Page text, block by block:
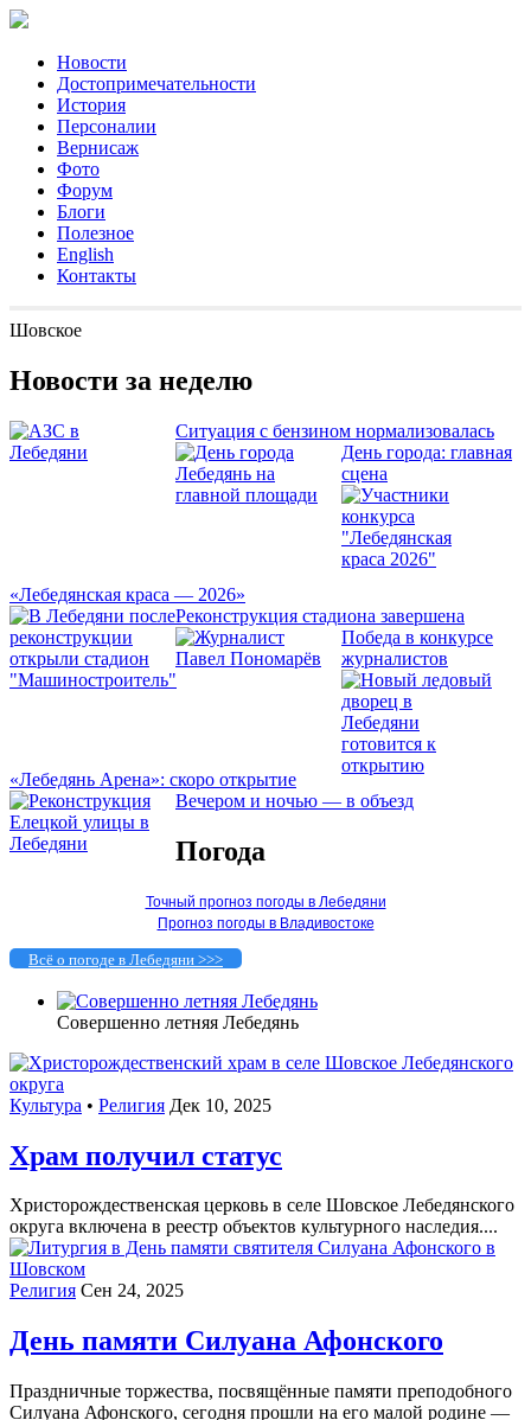
Новости
Достопримечательности
История
Персоналии
Вернисаж
Фото
Форум
Блоги
Полезное
English
Контакты
Шовское
Новости за неделю
Ситуация с бензином нормализовалась
День города: главная
сцена
«Лебедянская краса — 2026»
Реконструкция стадиона завершена
Победа в конкурсе
журналистов
«Лебедянь Арена»: скоро открытие
Вечером и ночью — в объезд
Погода
Точный прогноз погоды в Лебедяни
Прогноз погоды в Владивостоке
Всё о погоде в Лебедяни >>>
Совершенно летняя Лебедянь
Культура • Религия Дек 10, 2025
Храм получил статус
Христорождественская церковь в селе Шовское Лебедянского
округа включена в реестр объектов культурного наследия....
Религия Сен 24, 2025
День памяти Силуана Афонского
Праздничные торжества, посвящённые памяти преподобного
Силуана Афонского, сегодня прошли на его малой родине —